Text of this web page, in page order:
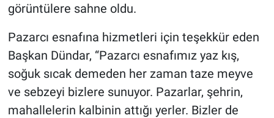
görüntülere sahne oldu.
Pazarcı esnafına hizmetleri için teşekkür eden
Başkan Dündar, “Pazarcı esnafımız yaz kış,
soğuk sıcak demeden her zaman taze meyve
ve sebzeyi bizlere sunuyor. Pazarlar, şehrin,
mahallelerin kalbinin attığı yerler. Bizler de